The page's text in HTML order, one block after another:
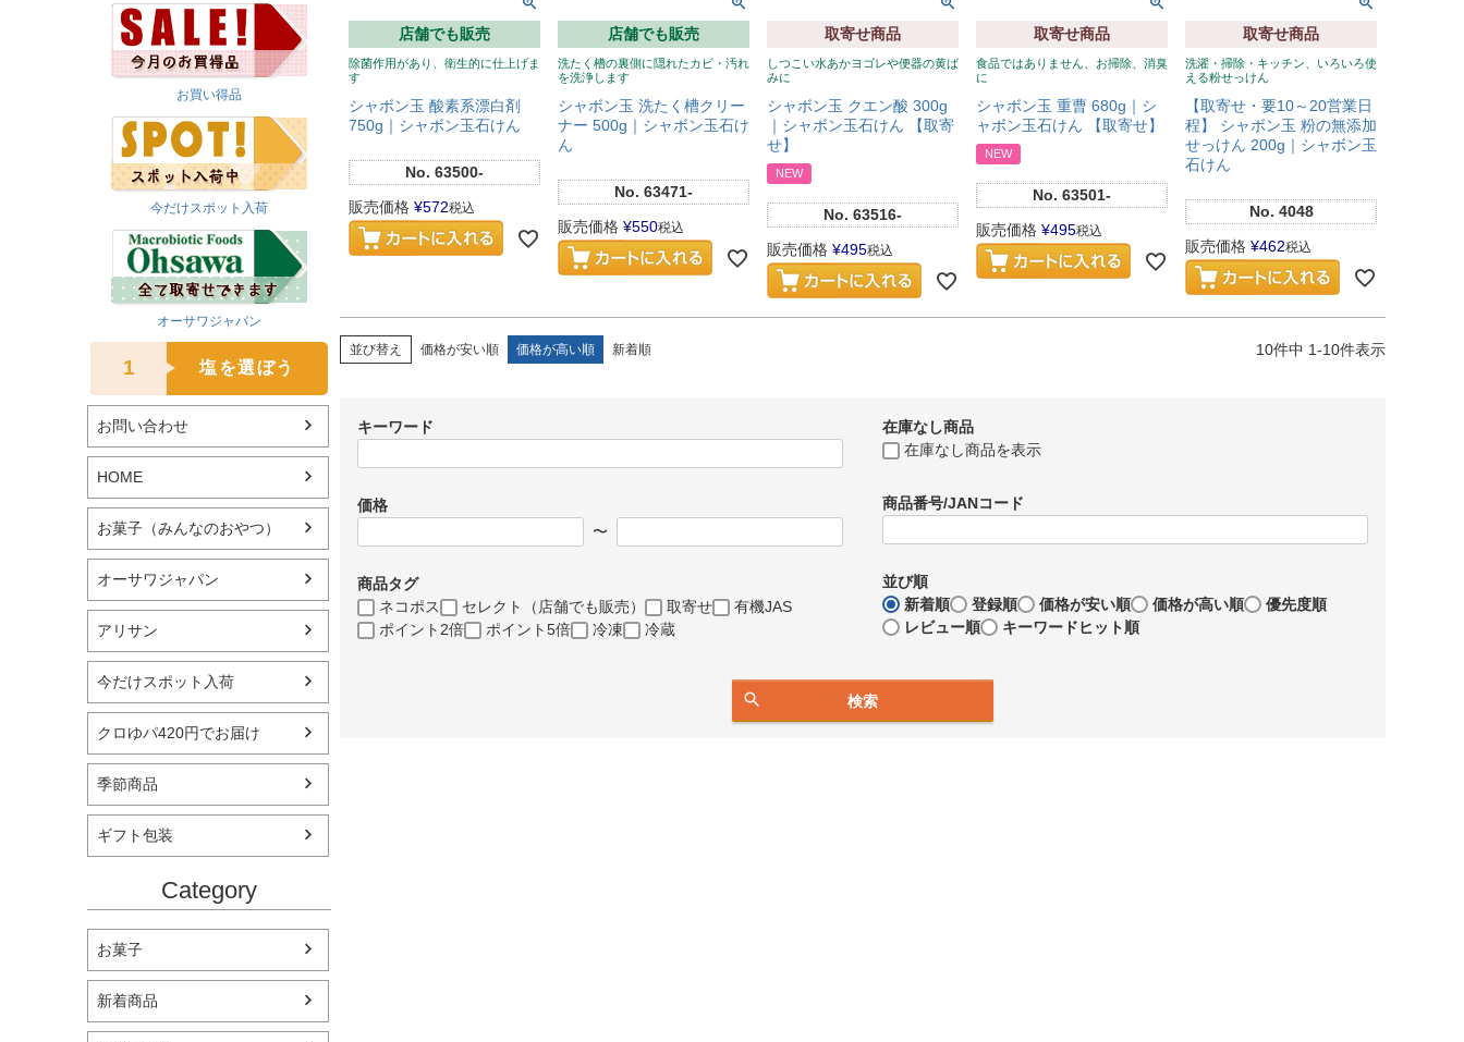
お買い得品
今だけスポット入荷
オーサワジャパン
1 塩を選ぼう
お問い合わせ
HOME
お菓子（みんなのおやつ）
オーサワジャパン
アリサン
今だけスポット入荷
クロゆパ420円でお届け
季節商品
ギフト包装
Category
お菓子
新着商品
店舗でも販売
除菌作用があり、衛生的に仕上げま
す
シャボン玉 酸素系漂白剤
750g｜シャボン玉石けん
No. 63500-
販売価格 ¥572税込
店舗でも販売
洗たく槽の裏側に隠れたカビ・汚れ
を洗浄します
シャボン玉 洗たく槽クリー
ナー 500g｜シャボン玉石け
ん
No. 63471-
販売価格 ¥550税込
取寄せ商品
しつこい水あかヨゴレや便器の黄ば
みに
シャボン玉 クエン酸 300g
｜シャボン玉石けん 【取寄
せ】
NEW
No. 63516-
販売価格 ¥495税込
取寄せ商品
食品ではありません、お掃除、消臭
に
シャボン玉 重曹 680g｜シ
ャボン玉石けん 【取寄せ】
NEW
No. 63501-
販売価格 ¥495税込
取寄せ商品
洗濯・掃除・キッチン、いろいろ使
える粉せっけん
【取寄せ・要10～20営業日
程】 シャボン玉 粉の無添加
せっけん 200g｜シャボン玉
石けん
No. 4048
販売価格 ¥462税込
並び替え 価格が安い順 価格が高い順 新着順 10件中 1-10件表示
キーワード
価格
〜
商品タグ
ネコポス
セレクト（店舗でも販売） 取寄せ
有機JAS
ポイント2倍
ポイント5倍 冷凍 冷蔵
在庫なし商品
在庫なし商品を表示
商品番号/JANコード
並び順
新着順
登録順 価格が安い順 価格が高い順
優先度順
レビュー順
キーワードヒット順
検索